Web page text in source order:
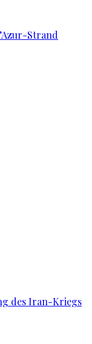
Strand
des Iran-Kriegs